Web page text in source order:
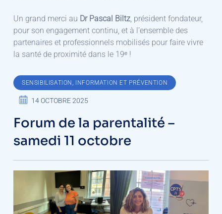
Un grand merci au Dr Pascal Biltz, président fondateur,
pour son engagement continu, et à l’ensemble des
partenaires et professionnels mobilisés pour faire vivre
la santé de proximité dans le 19ᵉ !
SENSIBILISATION, INFORMATION ET PRÉVENTION
14 OCTOBRE 2025
Forum de la parentalité –
samedi 11 octobre